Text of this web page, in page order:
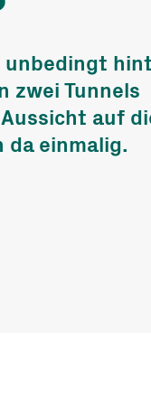
Bergwärts
Berggenuss
unbedingt
zwei Tunnels
auf
da einmalig.